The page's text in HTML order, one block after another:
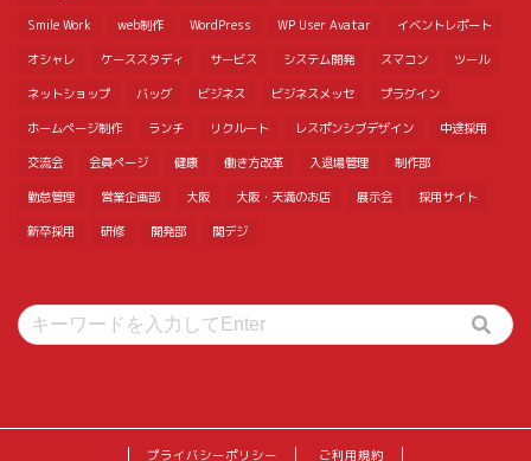
Smile Work web制作 WordPress WP User Avatar イベントレポート
オシャレ ケーススタディ サービス システム開発 スマコン ツール
ネットショップ バッグ ビジネス ビジネスメッセ プラグイン
ホームページ制作 ランチ リクルート レスポンシブデザイン 中途採用
交流会 会員ページ 健康 働き方改革 入退場管理 制作部
勤怠管理 営業企画部 大阪 大阪・天満のお店 展示会 採用サイト
新卒採用 研修 開発部 関デジ
プライバシーポリシー ご利用規約